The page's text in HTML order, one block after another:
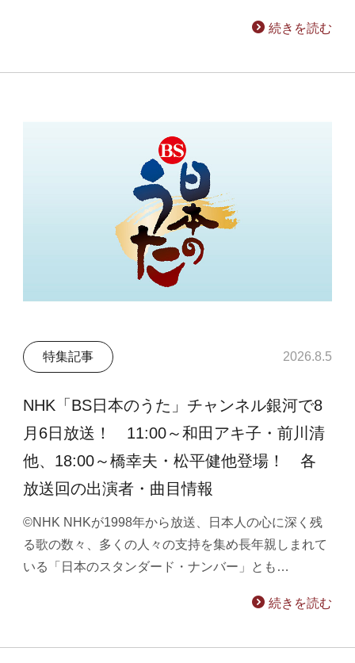
続きを読む
特集記事 2026.8.5
NHK「BS日本のうた」チャンネル銀河で8
月6日放送！ 11:00～和田アキ子・前川清
他、18:00～橋幸夫・松平健他登場！ 各
放送回の出演者・曲目情報
©NHK NHKが1998年から放送、日本人の心に深く残
る歌の数々、多くの人々の支持を集め長年親しまれて
いる「日本のスタンダード・ナンバー」とも…
続きを読む